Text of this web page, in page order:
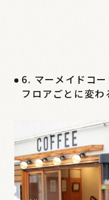
6. マーメイドコ
フロアごとに変